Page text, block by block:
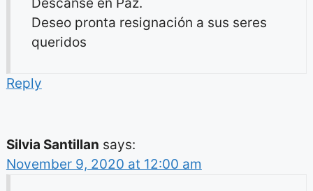
Deseo pronta resignación a sus seres
queridos
Reply
Silvia Santillan says:
November 9, 2020 at 12:00 am